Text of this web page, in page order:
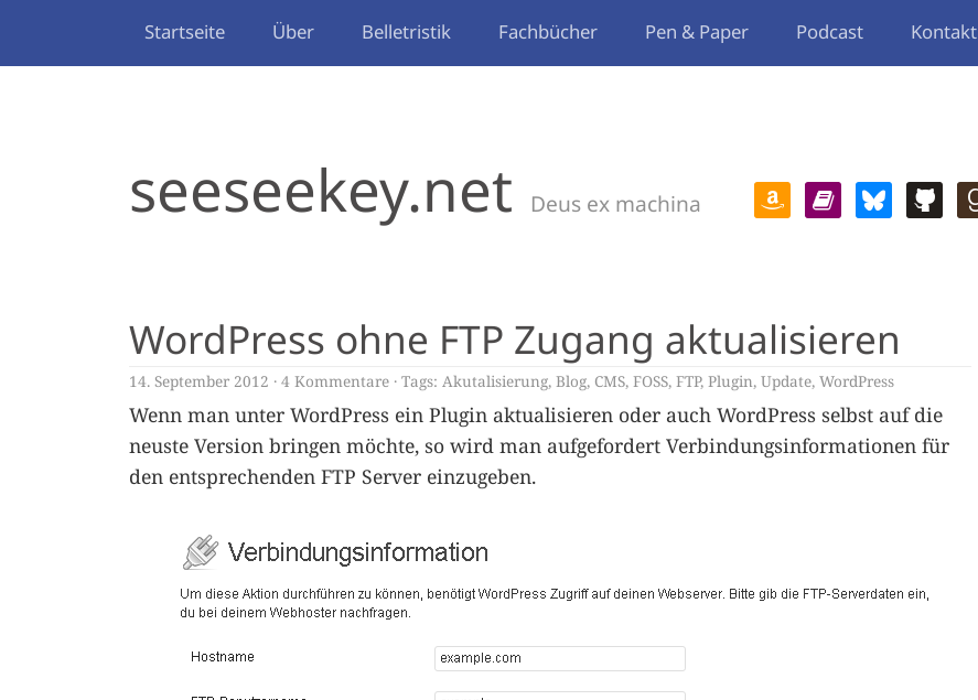
Startseite Über Belletristik Fachbücher Pen & Paper Podcast Kontakt
seeseekey.net Deus ex machina
WordPress ohne FTP Zugang aktualisieren
14. September 2012 4 Kommentare Tags: Akutalisierung, Blog, CMS, FOSS, FTP, Plugin, Update, WordPress
Wenn man unter WordPress ein Plugin aktualisieren oder auch WordPress selbst auf die
neuste Version bringen möchte, so wird man aufgefordert Verbindungsinformationen für
den entsprechenden FTP Server einzugeben.